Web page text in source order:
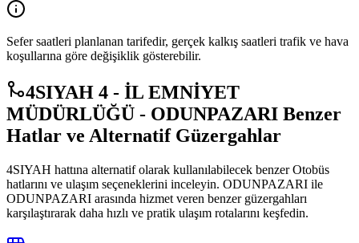
Sefer saatleri planlanan tarifedir, gerçek kalkış saatleri trafik ve hava
koşullarına göre değişiklik gösterebilir.
4SIYAH 4 - İL EMNİYET
MÜDÜRLÜĞÜ - ODUNPAZARI Benzer
Hatlar ve Alternatif Güzergahlar
4SIYAH hattına alternatif olarak kullanılabilecek benzer Otobüs
hatlarını ve ulaşım seçeneklerini inceleyin. ODUNPAZARI ile
ODUNPAZARI arasında hizmet veren benzer güzergahları
karşılaştırarak daha hızlı ve pratik ulaşım rotalarını keşfedin.